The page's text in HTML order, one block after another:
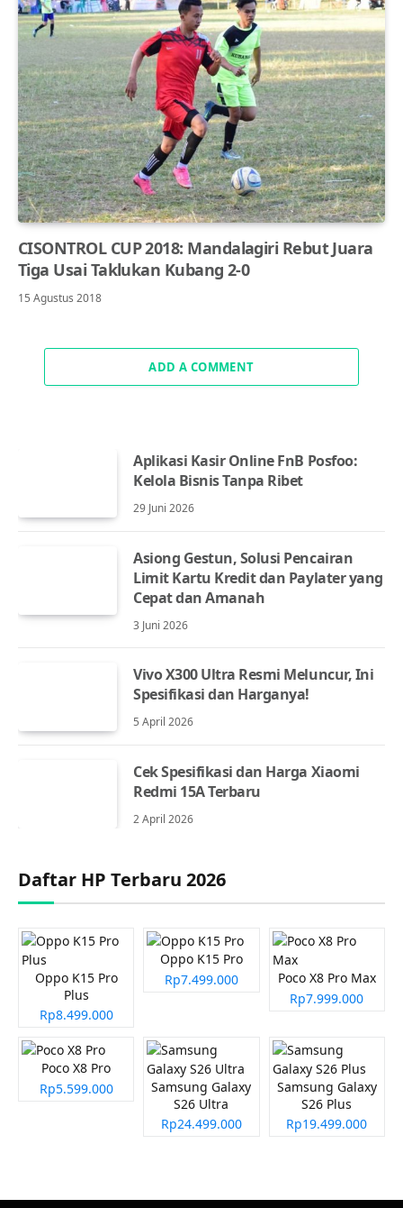
CISONTROL CUP 2018: Mandalagiri Rebut Juara
Tiga Usai Taklukan Kubang 2-0
15 Agustus 2018
ADD A COMMENT
Aplikasi Kasir Online FnB Posfoo:
Kelola Bisnis Tanpa Ribet
29 Juni 2026
Asiong Gestun, Solusi Pencairan
Limit Kartu Kredit dan Paylater yang
Cepat dan Amanah
3 Juni 2026
Vivo X300 Ultra Resmi Meluncur, Ini
Spesifikasi dan Harganya!
5 April 2026
Cek Spesifikasi dan Harga Xiaomi
Redmi 15A Terbaru
2 April 2026
Daftar HP Terbaru 2026
Oppo K15 Pro
Plus
Rp8.499.000
Oppo K15 Pro
Rp7.499.000
Poco X8 Pro Max
Rp7.999.000
Poco X8 Pro
Rp5.599.000
Samsung Galaxy
S26 Ultra
Rp24.499.000
Samsung Galaxy
S26 Plus
Rp19.499.000